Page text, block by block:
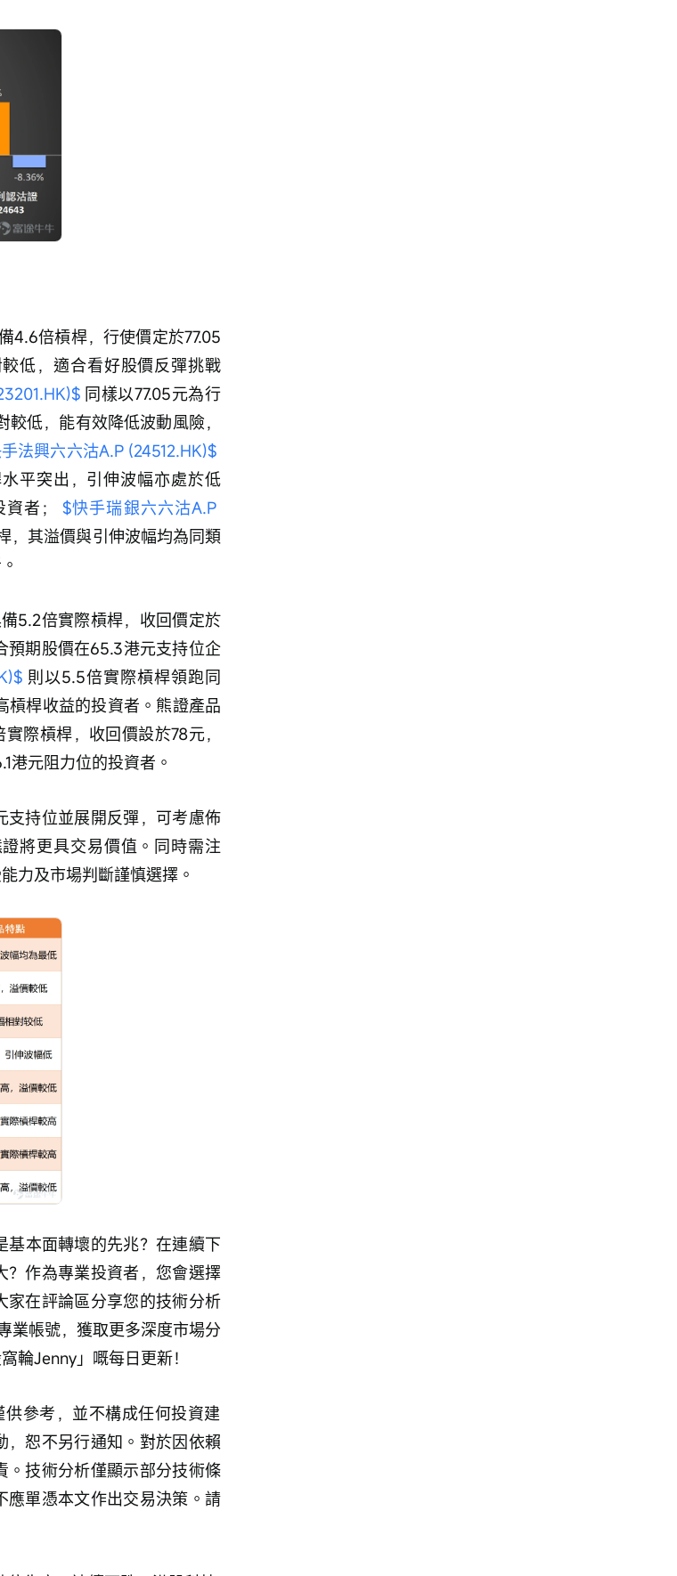
4.6倍槓桿，行使價定於77.05
低，適合看好股價反彈挑戰
同樣以77.05元為行
低，能有效降低波動風險，
法興六六沽A.P (24512.HK)$
平突出，引伸波幅亦處於低
者； $快手瑞銀六六沽A.P
，其溢價與引伸波幅均為同類
5.2倍實際槓桿，收回價定於
預期股價在65.3港元支持位企
則以5.5倍實際槓桿領跑同
槓桿收益的投資者。熊證產品
實際槓桿，收回價設於78元，
港元阻力位的投資者。
持位並展開反彈，可考慮佈
將更具交易價值。同時需注
力及市場判斷謹慎選擇。
基本面轉壞的先兆？在連續下
？作為專業投資者，您會選擇
在評論區分享您的技術分析
業帳號，獲取更多深度市場分
輪Jenny」嘅每日更新！
恕不另行通知。對於因依賴
技術分析僅顯示部分技術條
單憑本文作出交易決策。請